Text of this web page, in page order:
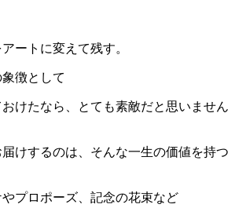
ートに変えて残す。
徴として
けたなら、とても素敵だと思いません
けするのは、そんな一生の価値を持つ
プロポーズ、記念の花束など